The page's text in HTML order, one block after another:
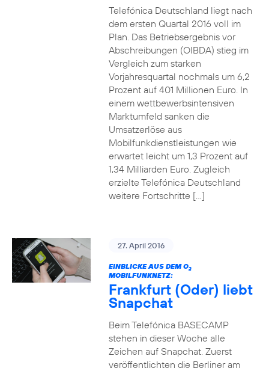
Telefónica Deutschland liegt nach
dem ersten Quartal 2016 voll im
Plan. Das Betriebsergebnis vor
Abschreibungen (OIBDA) stieg im
Vergleich zum starken
Vorjahresquartal nochmals um 6,2
Prozent auf 401 Millionen Euro. In
einem wettbewerbsintensiven
Marktumfeld sanken die
Umsatzerlöse aus
Mobilfunkdienstleistungen wie
erwartet leicht um 1,3 Prozent auf
1,34 Milliarden Euro. Zugleich
erzielte Telefónica Deutschland
weitere Fortschritte […]
27. April 2016
EINBLICKE AUS DEM O2
MOBILFUNKNETZ:
Frankfurt (Oder) liebt
Snapchat
Beim Telefónica BASECAMP
stehen in dieser Woche alle
Zeichen auf Snapchat. Zuerst
veröffentlichten die Berliner am